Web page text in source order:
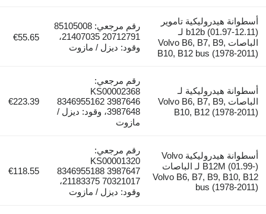
هيدروليكية تاموير
b12b (01.97-12.11) لـ
الباصات Volvo B6, B7, B9,
B10, B12 bus (1978-
رقم مرجعي: 85105008
20712791 21407035،
وقود: ديزل / مازوت
€55.65
هيدروليكية لـ
الباصات Volvo B6, B7, B9,
B10, B12 (1978-
رقم مرجعي:
KS00002368
8346955162 3987646
3987648، وقود: ديزل /
مازوت
€223.39
أسطوانة هيدروليكية Volvo
B12M (01.99-) لـ الباصات
Volvo B6, B7, B9, B10,
bus (1978-
رقم مرجعي:
KS00001320
8346955188 3987647
21183375 70321017،
وقود: ديزل / مازوت
€118.55